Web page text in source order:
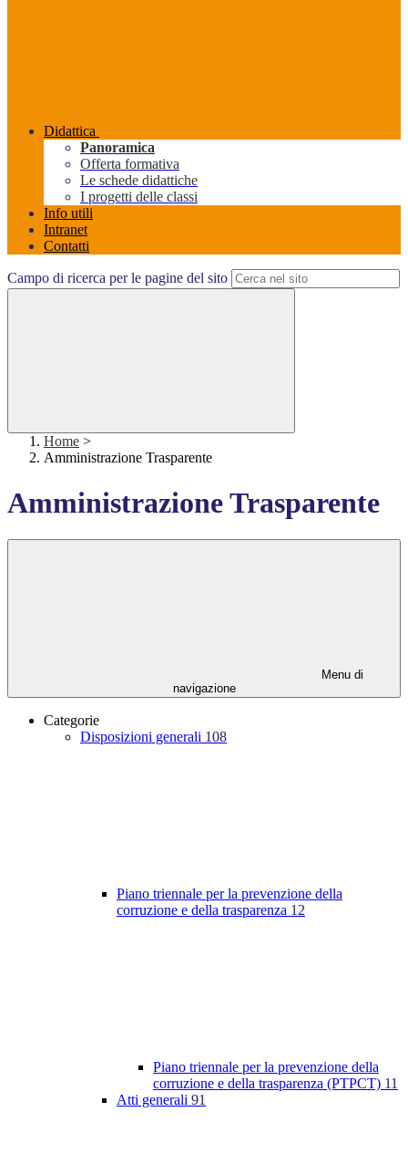
Didattica
Panoramica
Offerta formativa
Le schede didattiche
I progetti delle classi
Info utili
Intranet
Contatti
Campo di ricerca per le pagine del sito
Home >
Amministrazione Trasparente
Amministrazione Trasparente
Menu di
navigazione
Categorie
Disposizioni generali 108
Piano triennale per la prevenzione della
corruzione e della trasparenza 12
Piano triennale per la prevenzione della
corruzione e della trasparenza (PTPCT) 11
Atti generali 91